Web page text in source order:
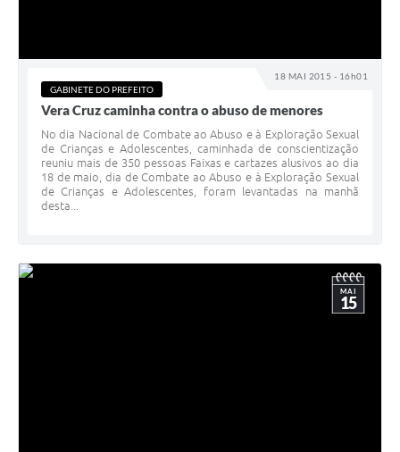
18 MAI 2015 - 16h01
GABINETE DO PREFEITO
Vera Cruz caminha contra o abuso de menores
No dia Nacional de Combate ao Abuso e à Exploração Sexual
de Crianças e Adolescentes, caminhada de conscientização
reuniu mais de 350 pessoas Faixas e cartazes alusivos ao dia
18 de maio, dia de Combate ao Abuso e à Exploração Sexual
de Crianças e Adolescentes, foram levantadas na manhã
desta...
MAI
15